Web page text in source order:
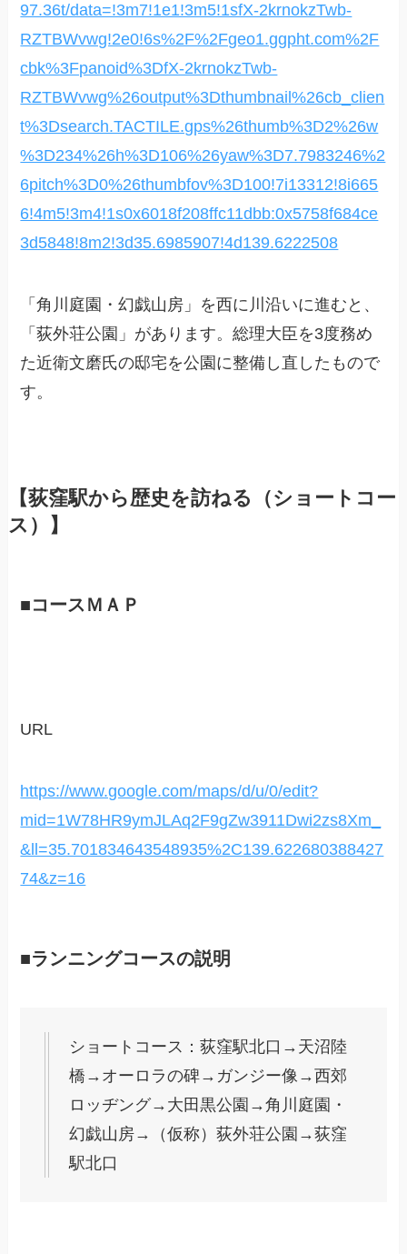
97.36t/data=!3m7!1e1!3m5!1sfX-2krnokzTwb-
RZTBWvwg!2e0!6s%2F%2Fgeo1.ggpht.com%2F
cbk%3Fpanoid%3DfX-2krnokzTwb-
RZTBWvwg%26output%3Dthumbnail%26cb_clien
t%3Dsearch.TACTILE.gps%26thumb%3D2%26w
%3D234%26h%3D106%26yaw%3D7.7983246%2
6pitch%3D0%26thumbfov%3D100!7i13312!8i665
6!4m5!3m4!1s0x6018f208ffc11dbb:0x5758f684ce
3d5848!8m2!3d35.6985907!4d139.6222508
「角川庭園・幻戯山房」を西に川沿いに進むと、
「荻外荘公園」があります。総理大臣を3度務め
た近衛文磨氏の邸宅を公園に整備し直したもので
す。
【荻窪駅から歴史を訪ねる（ショートコー
ス）】
■コースＭＡＰ
URL
https://www.google.com/maps/d/u/0/edit?
mid=1W78HR9ymJLAq2F9gZw3911Dwi2zs8Xm_
&ll=35.701834643548935%2C139.622680388427
74&z=16
■ランニングコースの説明
ショートコース：荻窪駅北口→天沼陸
橋→オーロラの碑→ガンジー像→西郊
ロッヂング→大田黒公園→角川庭園・
幻戯山房→（仮称）荻外荘公園→荻窪
駅北口